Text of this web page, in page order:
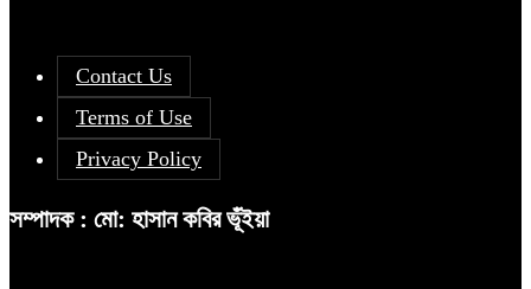
Contact Us
Terms of Use
Privacy Policy
সম্পাদক : মো: হাসান কবির ভূঁইয়া